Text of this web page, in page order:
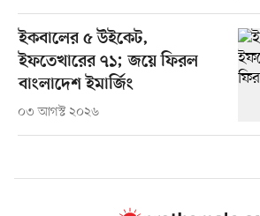
ইকবালের ৫ উইকেট,
ইফতেখারের ৭১; জয়ে ফিরল
বাংলাদেশ ইমার্জিং
০৩ আগস্ট ২০২৬